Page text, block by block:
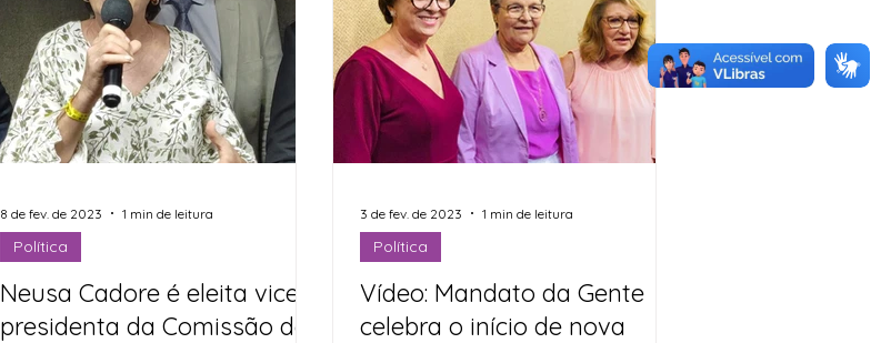
Neusa Cadore é eleita vice-
presidenta da Comissão de
Política
8 de fev. de 2023 1 min de leitura
Vídeo: Mandato da Gente
celebra o início de nova
Política
3 de fev. de 2023 1 min de leitura